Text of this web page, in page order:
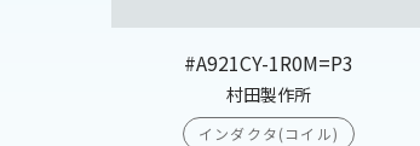
#A921CY-1R0M=P3
村田製作所
インダクタ(コイル)